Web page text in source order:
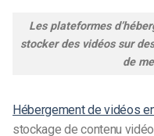
Les plateformes
stocker des vidéos sur
de
Hébergement de vidéos
stockage de contenu